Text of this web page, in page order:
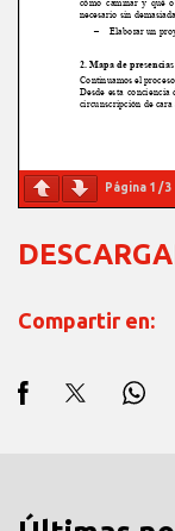
Página 1 /3
Compartir en: